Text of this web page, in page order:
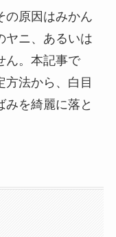
の原因はみかん
ヤニ、あるいは
ん。本記事で
法から、白目
みを綺麗に落と